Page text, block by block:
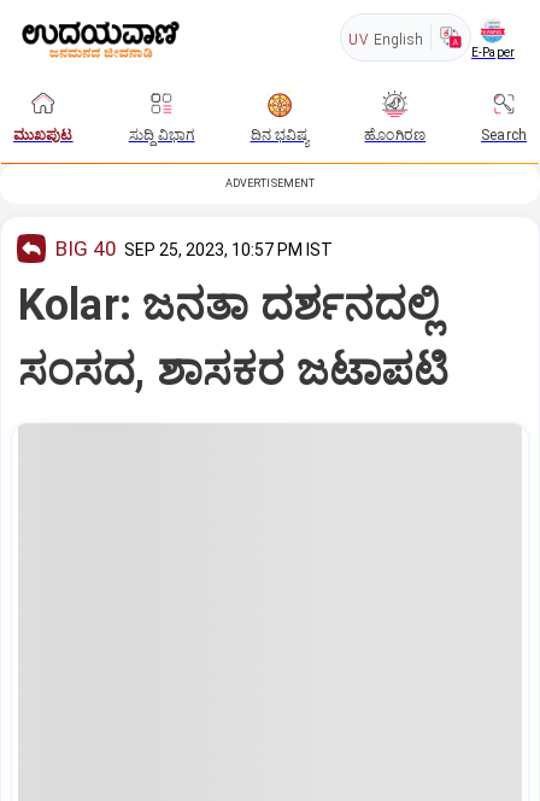
UV English
E-Paper
ಮುಖಪುಟ ಸುದ್ದಿ ವಿಭಾಗ ದಿನ ಭವಿಷ್ಯ ಹೊಂಗಿರಣ Search
ADVERTISEMENT
BIG 40 SEP 25, 2023, 10:57 PM IST
Kolar: ಜನತಾ ದರ್ಶನದಲ್ಲಿ
ಸಂಸದ, ಶಾಸಕರ ಜಟಾಪಟಿ